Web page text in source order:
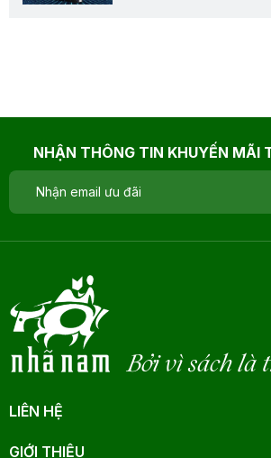
NHẬN THÔNG TIN KHUYẾN MÃI
Bởi vì sách là
LIÊN HỆ
GIỚI THIỆU